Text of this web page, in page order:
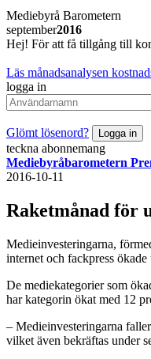
Mediebyrå Barometern
september2016
Hej! För att få tillgång till
Läs månadsanalysen
logga in
Glömt lösenord?
teckna abonnemang
Mediebyråbarometern
2016-10-11
Raketmånad för
Medieinvesteringarna,
internet och fackpress
De mediekategorier som
har kategorin ökat med 12
– Medieinvesteringarna
vilket även bekräftas under